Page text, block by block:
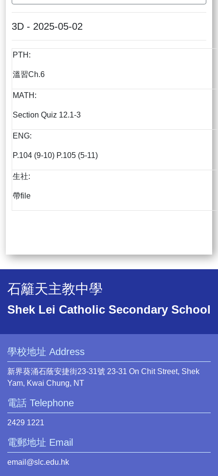
3D - 2025-05-02
PTH:
溫習Ch.6
MATH:
Section Quiz 12.1-3
ENG:
P.104 (9-10) P.105 (5-11)
生社:
帶file
石籬天主教中學
Shek Lei Catholic Secondary School
學校地址 Address
新界葵涌石蔭安捷街23-31號 23-31 On Chit Street, Shek
Yam, Kwai Chung, NT
電話 Telephone
2429 1221
電郵地址 Email
email@slc.edu.hk